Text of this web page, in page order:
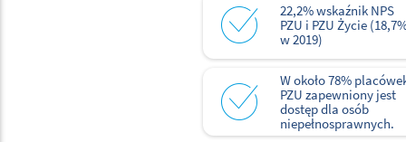
22,2% wskaźnik NPS
PZU i PZU Życie
w 2019)
W około 78%
PZU zapewniony jest
dostęp dla osób
niepełnosprawnych.